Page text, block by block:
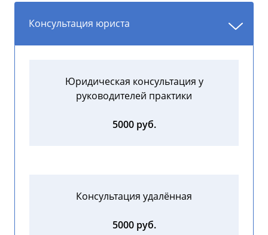
Консультация юриста
Юридическая консультация у
руководителей практики
5000 руб.
Консультация удалённая
5000 руб.